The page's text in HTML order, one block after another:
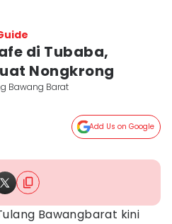
di Tubaba,
Nongkrong
Bawang Barat
Add Us on Google
Bawangbarat kini